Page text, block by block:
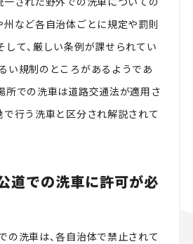
州など各自治体ごとに規定や罰則
して、厳しい条例が課せられてい
い規制のところがあるようであ
所での洗車は道路交通法が適用さ
で行う洗車と区分され解説されて
道での洗車に許可が必
洗車は、各自治体で禁止されて